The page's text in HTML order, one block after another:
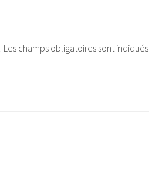
Les champs obligatoires sont indiqués